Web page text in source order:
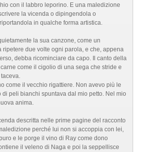
con il labbro leporino. E una maledizione
la vicenda o dipingendola o
in qualche forma artistica.
la sua canzone, come un
ripetere due volte ogni parola, e che, appena
debba ricominciare da capo. Il canto della
come il cigolio di una sega che stride e
come il vecchio rigattiere. Non avevo più le
di peli bianchi spuntava dal mio petto. Nel mio
anima.
descritta nelle prime pagine del racconto
perché lui non si accoppia con lei,
e le porge il vino di Ray come dono
il veleno di Naga e poi la seppellisce